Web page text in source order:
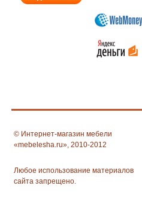
© Интернет-магазин мебели
«mebelesha.ru», 2010-2012
Любое использование материалов
сайта запрещено.